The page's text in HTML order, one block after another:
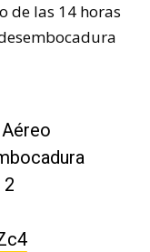
de las 14 horas
2